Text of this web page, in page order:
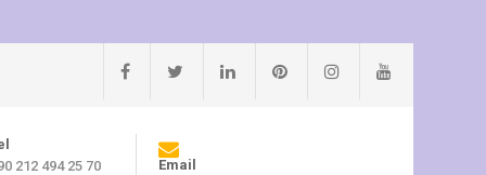
212 494 25 70
Email